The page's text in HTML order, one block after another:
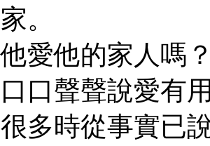
家。
他愛他的家人嗎
口口聲聲說愛有
很多時從事實已